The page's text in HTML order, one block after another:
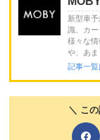
新型車
識、カ
様々な
や、あま
記事一
＼ こ